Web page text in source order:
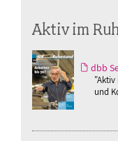
Aktiv im
dbb
und